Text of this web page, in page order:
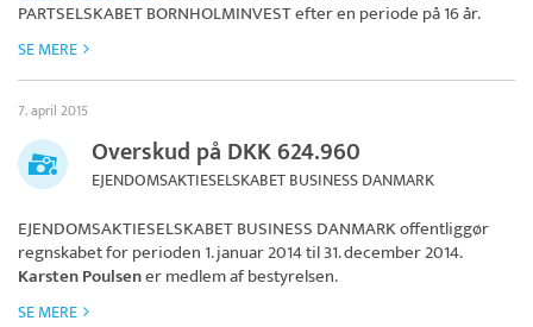
PARTSELSKABET BORNHOLMINVESTefter en periode på 16 år.
SE MERE
7. april 2015
Overskud på DKK 624.960
EJENDOMSAKTIESELSKABET BUSINESS DANMARK
EJENDOMSAKTIESELSKABET BUSINESS DANMARKoffentliggør
regnskabet for perioden 1. januar 2014 til 31. december 2014.
Karsten Poulsener medlem af bestyrelsen.
SE MERE